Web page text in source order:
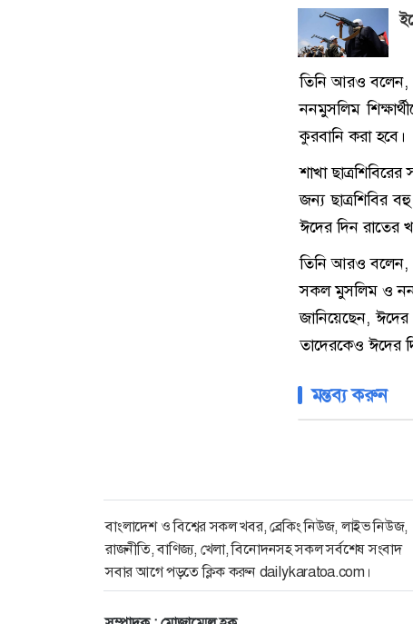
তিনি আরও বলেন,
ননমুসলিম
কুরবানি করা হবে।
শাখা
জন্য ছাত্রশিবির
ঈদের দিন রাতের
তিনি আরও বলেন,
সকল মুসলিম ও
জানিয়েছেন,
তাদেরকেও ঈদের
মন্তব্য করুন
বাংলাদেশ ও বিশ্বের সকল খবর, ব্রেকিং নিউজ, লাইভ নিউজ,
রাজনীতি, বাণিজ্য, খেলা, বিনোদনসহ সকল সর্বশেষ সংবাদ
সবার আগে পড়তে ক্লিক করুন dailykaratoa.com।